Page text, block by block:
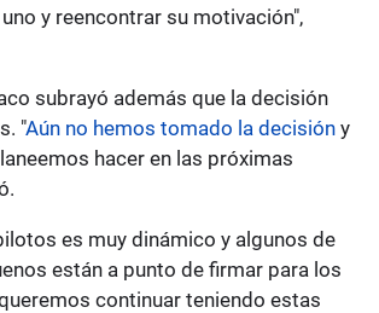
y reencontrar su motivación",
subrayó además que la decisión
"Aún no hemos tomado la decisión y
hacer en las próximas
es muy dinámico y algunos de
están a punto de firmar para los
continuar teniendo estas